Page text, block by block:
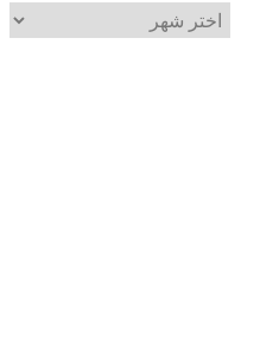
الأرشيف